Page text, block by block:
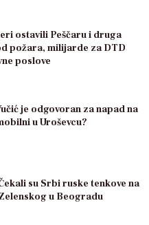
ostavili Peščaru i druga
požara, milijarde za DTD
poslove
je odgovoran za napad na
u Uroševcu?
su Srbi ruske tenkove na
u Beogradu